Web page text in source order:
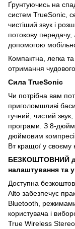
Ґрунтуючись на
систем TrueSonic,
чистіший звук і
потокову передачу,
допомогою
Компактна, легка
отримання
Сила TrueSonic
Чи потрібна вам
приголомшливі
гучний, чистий
програми. З 8-
дюймовим
Вт кращої у своєму
БЕЗКОШТОВНИЙ
налаштування та
Доступна
Alto забезпечує
Bluetooth,
користувача і
True Wireless